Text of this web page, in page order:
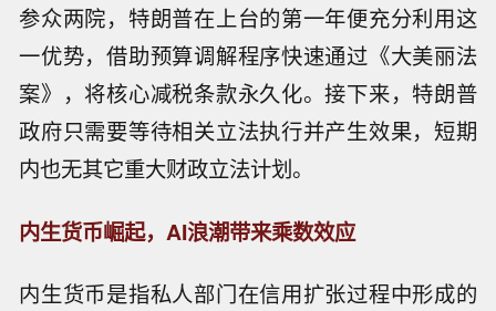
参众两院，特朗普在上台的第一年便充分利用这
一优势，借助预算调解程序快速通过《大美丽法
案》，将核心减税条款永久化。接下来，特朗普
政府只需要等待相关立法执行并产生效果，短期
内也无其它重大财政立法计划。
内生货币崛起，AI浪潮带来乘数效应
内生货币是指私人部门在信用扩张过程中形成的